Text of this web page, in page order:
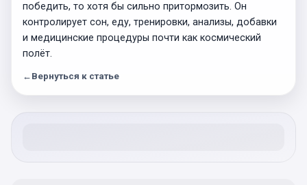
победить, то хотя бы сильно притормозить. Он
контролирует сон, еду, тренировки, анализы, добавки
и медицинские процедуры почти как космический
полёт.
← Вернуться к статье